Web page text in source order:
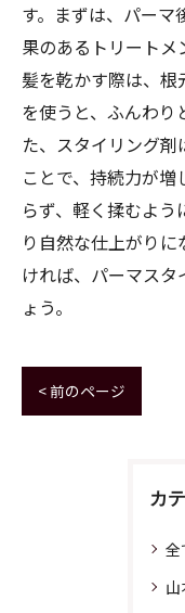
す。まずは、パーマ
果のあるトリートメ
髪を乾かす際は、
を使うと、ふんわり
た、スタイリング
ことで、持続力が
らず、軽く揉むよ
り自然な仕上がり
ければ、パーマス
ょう。
< 前のページ
カ
全